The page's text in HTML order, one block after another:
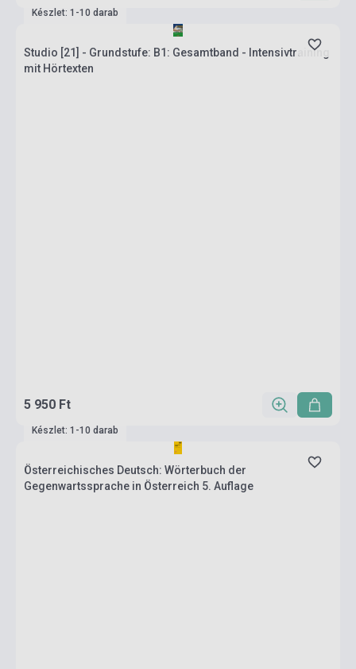
Készlet: 1-10 darab
Studio [21] - Grundstufe: B1: Gesamtband - Intensivtraining
mit Hörtexten
5 950 Ft
Készlet: 1-10 darab
Österreichisches Deutsch: Wörterbuch der
Gegenwartssprache in Österreich 5. Auflage